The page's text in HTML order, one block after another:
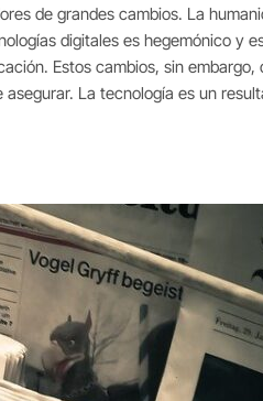
de grandes cambios. La
digitales es hegemónico y
Estos cambios, sin embargo,
La tecnología es un